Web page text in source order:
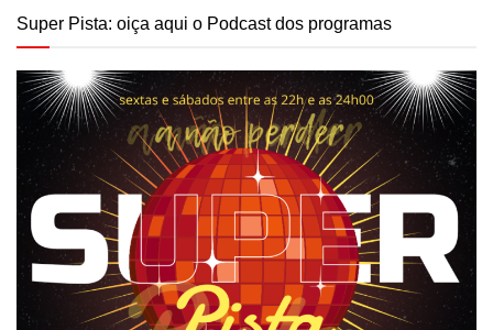
Super Pista: oiça aqui o Podcast dos programas